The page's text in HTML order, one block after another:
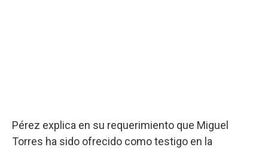
Pérez explica en su requerimiento que Miguel
Torres ha sido ofrecido como testigo en la